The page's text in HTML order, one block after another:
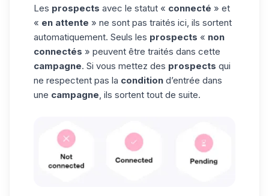
Les prospects avec le statut « connecté » et
« en attente » ne sont pas traités ici, ils sortent
automatiquement. Seuls les prospects « non
connectés » peuvent être traités dans cette
campagne. Si vous mettez des prospects qui
ne respectent pas la condition d’entrée dans
une campagne , ils sortent tout de suite.